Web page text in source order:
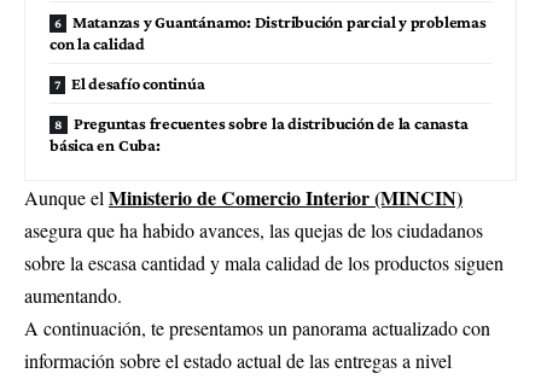
Matanzas y Guantánamo: Distribución parcial y problemas
con la calidad
El desafío continúa
Preguntas frecuentes sobre la distribución de la canasta
básica en Cuba:
Aunque el Ministerio de Comercio Interior (MINCIN)
asegura que ha habido avances, las quejas de los ciudadanos
sobre la escasa cantidad y mala calidad de los productos siguen
aumentando.
A continuación, te presentamos un panorama actualizado con
información sobre el estado actual de las entregas a nivel